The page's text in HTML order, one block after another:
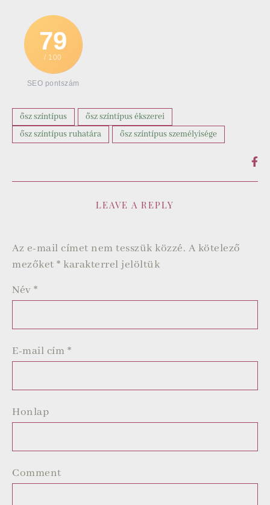
79
/ 100
SEO pontszám
ősz színtípus
ősz színtípus ékszerei
ősz színtípus ruhatára
ősz színtípus személyisége
LEAVE A REPLY
Az e-mail címet nem tesszük közzé. A kötelező
mezőket * karakterrel jelöltük
Név *
E-mail cím *
Honlap
Comment